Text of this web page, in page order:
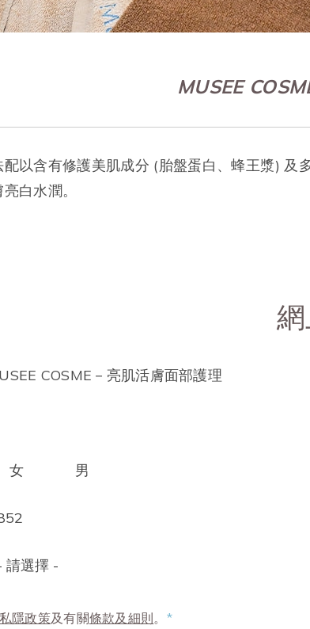
MUSEE
以含有修護美肌成分 (胎盤蛋白、蜂王漿)
白水潤。
COSME－亮肌活膚面部護理
女 男
請選擇 -
私隱政策及有關條款及細則。 *